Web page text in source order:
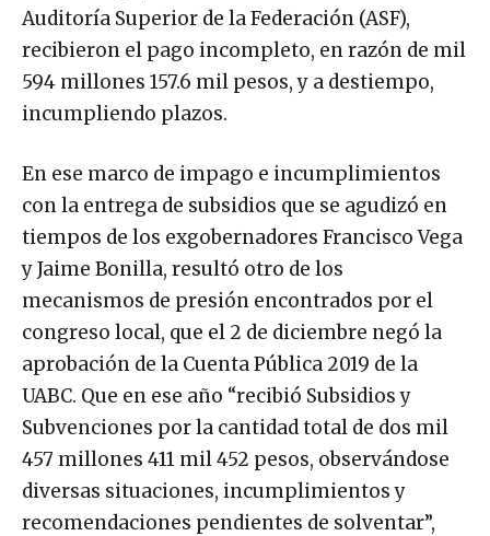
Auditoría Superior de la Federación (ASF),
recibieron el pago incompleto, en razón de mil
594 millones 157.6 mil pesos, y a destiempo,
incumpliendo plazos.
En ese marco de impago e incumplimientos
con la entrega de subsidios que se agudizó en
tiempos de los exgobernadores Francisco Vega
y Jaime Bonilla, resultó otro de los
mecanismos de presión encontrados por el
congreso local, que el 2 de diciembre negó la
aprobación de la Cuenta Pública 2019 de la
UABC. Que en ese año “recibió Subsidios y
Subvenciones por la cantidad total de dos mil
457 millones 411 mil 452 pesos, observándose
diversas situaciones, incumplimientos y
recomendaciones pendientes de solventar”,